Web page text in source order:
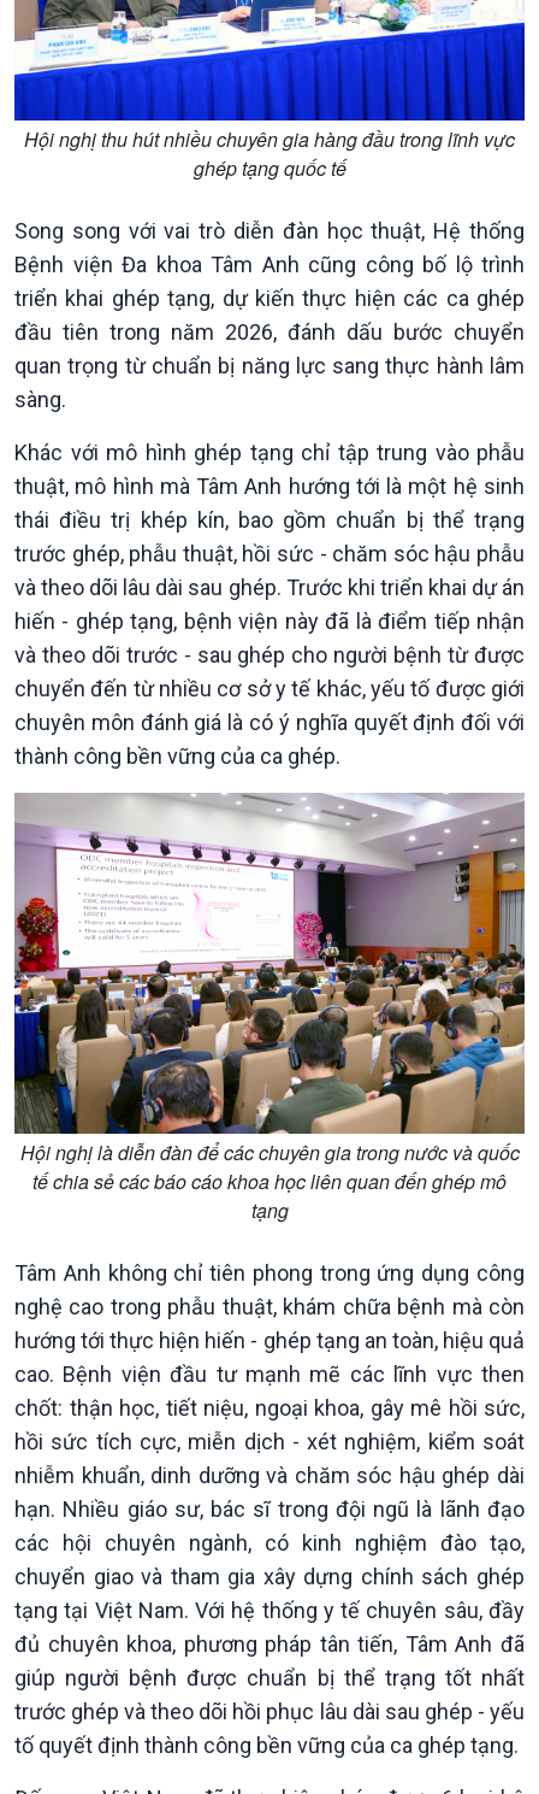
Kinh tế
Tin Kinh tế
Dòng chảy Kinh tế
Sức sống hàng Việt
Khởi nghiệp
Tuyên chiến với gian lận
thương mại
Nông nghiệp & Biển đảo
Tin Nông nghiệp & Biển
đảo
Mùa vàng
Biển đảo Việt Nam
Tâm tình biên giới và hải
đảo
Tìm hiểu biển, đảo Việt
Nam
Hội nghị thu hút nhiều chuyên gia hàng đầu trong lĩnh vực
ghép tạng quốc tế
Song song với vai trò diễn đàn học thuật, Hệ thống
Bệnh viện Đa khoa Tâm Anh cũng công bố lộ trình
triển khai ghép tạng, dự kiến thực hiện các ca ghép
đầu tiên trong năm 2026, đánh dấu bước chuyển
quan trọng từ chuẩn bị năng lực sang thực hành lâm
sàng.
Khác với mô hình ghép tạng chỉ tập trung vào phẫu
thuật, mô hình mà Tâm Anh hướng tới là một hệ sinh
thái điều trị khép kín, bao gồm chuẩn bị thể trạng
trước ghép, phẫu thuật, hồi sức - chăm sóc hậu phẫu
và theo dõi lâu dài sau ghép. Trước khi triển khai dự án
hiến - ghép tạng, bệnh viện này đã là điểm tiếp nhận
và theo dõi trước - sau ghép cho người bệnh từ được
chuyển đến từ nhiều cơ sở y tế khác, yếu tố được giới
chuyên môn đánh giá là có ý nghĩa quyết định đối với
thành công bền vững của ca ghép.
Hội nghị là diễn đàn để các chuyên gia trong nước và quốc
tế chia sẻ các báo cáo khoa học liên quan đến ghép mô
tạng
Tâm Anh không chỉ tiên phong trong ứng dụng công
nghệ cao trong phẫu thuật, khám chữa bệnh mà còn
hướng tới thực hiện hiến - ghép tạng an toàn, hiệu quả
cao. Bệnh viện đầu tư mạnh mẽ các lĩnh vực then
chốt: thận học, tiết niệu, ngoại khoa, gây mê hồi sức,
hồi sức tích cực, miễn dịch - xét nghiệm, kiểm soát
nhiễm khuẩn, dinh dưỡng và chăm sóc hậu ghép dài
hạn. Nhiều giáo sư, bác sĩ trong đội ngũ là lãnh đạo
các hội chuyên ngành, có kinh nghiệm đào tạo,
chuyển giao và tham gia xây dựng chính sách ghép
tạng tại Việt Nam. Với hệ thống y tế chuyên sâu, đầy
đủ chuyên khoa, phương pháp tân tiến, Tâm Anh đã
giúp người bệnh được chuẩn bị thể trạng tốt nhất
trước ghép và theo dõi hồi phục lâu dài sau ghép - yếu
tố quyết định thành công bền vững của ca ghép tạng.